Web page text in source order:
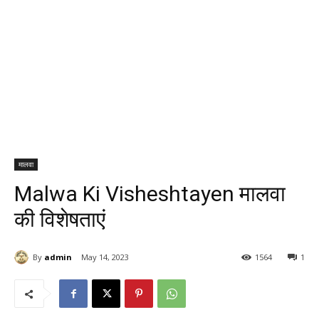
मालवा
Malwa Ki Visheshtayen मालवा
की विशेषताएं
By admin May 14, 2023 1
1564